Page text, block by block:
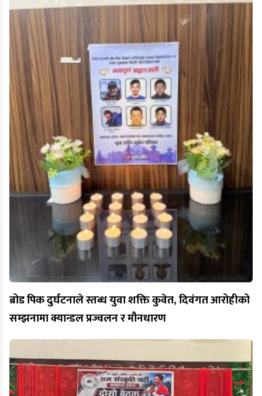
ब्रोड पिक दुर्घटनाले स्तब्ध युवा शक्ति कुवेत, दिवंगत आरोहीको
सम्झनामा क्यान्डल प्रज्वलन र मौनधारण